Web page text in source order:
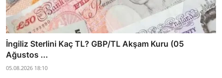
İngiliz Sterlini Kaç TL? GBP/TL Akşam Kuru (05
Ağustos ...
05.08.2026 18:10